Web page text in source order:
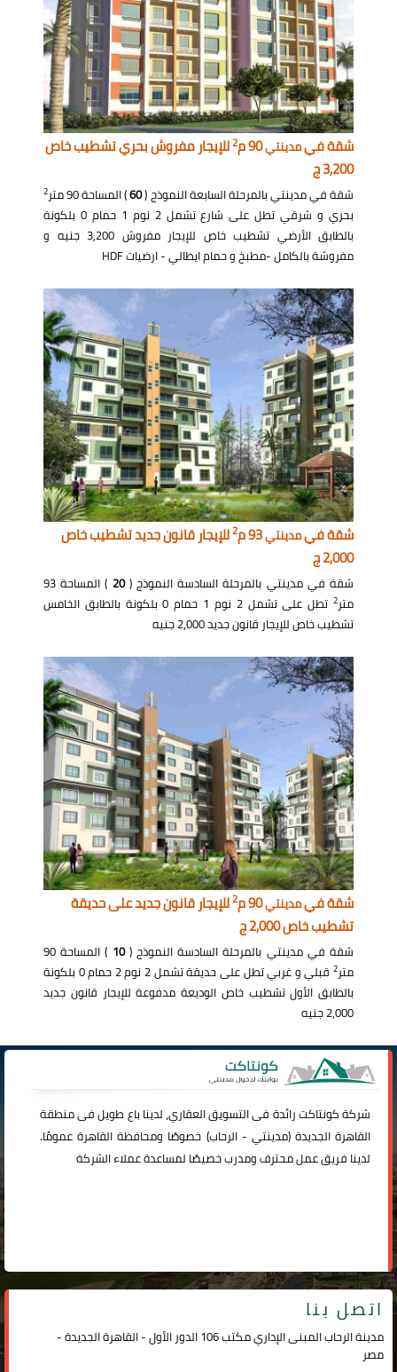
شقة فيمدينتي90 م 2للإيجار مفروش بحري تشطيب خاص
3,200 ج
شقة في مدينتي بالمرحلة السابعة النموذج (60) المساحة 90 متر 2
بحري و شرقي تطل على شارع تشمل 2 نوم 1 حمام 0 بلكونة
بالطابق الأرضي تشطيب خاص للإيجار مفروش 3,200 جنيه و
مفروشة بالكامل -مطبخ و حمام ايطالي - ارضيات HDF
شقة فيمدينتي 2للإيجار قانون جديد تشطيب خاص
2,000 ج
شقة في مدينتي بالمرحلة السادسة النموذج (20
) المساحة 93
متر2
تطل على تشمل 2 نوم 1 حمام 0 بلكونة بالطابق الخامس
تشطيب خاص للإيجار قانون جديد 2,000 جنيه
شقة فيمدينتي90 م 2للإيجار قانون جديد على حديقة
تشطيب خاص 2,000 ج
شقة في مدينتي بالمرحلة السادسة النموذج (10
) المساحة 90
متر2
قبلي و غربي تطل على حديقة تشمل 2 نوم 2 حمام 0 بلكونة
بالطابق الأول تشطيب خاص الوديعة مدفوعة للإيجار قانون جديد
2,000 جنيه
شركةكونتاكترائدة فى التسويق العقاري، لدينا باع طويل فى منطقة
القاهرة الجديدة (مدينتي -الرحاب) خصوصًا ومحافظة القاهرة عمومًا.
لدينا فريق عمل محترف ومدرب خصيصًا لمساعدة عملاء الشركة
اتصل بنا
مدينة الرحاب المبنى الإداري مكتب 106 الدور الأول - القاهرة الجديدة -
مصر